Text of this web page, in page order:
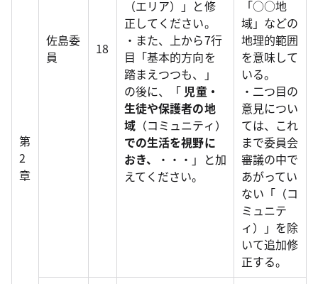
第
2
章
佐島委
員
18
（エリア）」と修
正してください。
・また、上から7行
目「基本的方向を
踏まえつつも、」
の後に、「 児童・
生徒や保護者の地
域 （コミュニティ）
での生活を視野に
おき、
・・・」と加
えてください。
「○○地
域」などの
地理的範囲
を意味して
いる。
・二つ目の
意見につい
ては、これ
まで委員会
審議の中で
あがってい
ない「（コ
ミュニテ
ィ）」を除
いて追加修
正する。